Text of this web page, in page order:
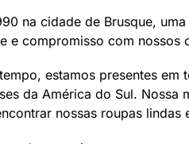
na cidade de Brusque,
e compromisso com nossos
estamos presentes em
da América do Sul. Nossa
nossas roupas lindas